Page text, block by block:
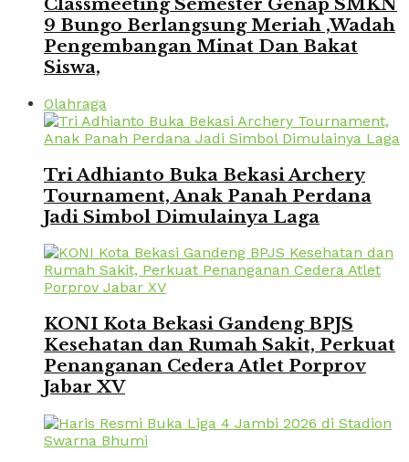
Classmeeting Semester Genap SMKN
9 Bungo Berlangsung Meriah ,Wadah
Pengembangan Minat Dan Bakat
Siswa,
Olahraga
Tri Adhianto Buka Bekasi Archery
Tournament, Anak Panah Perdana
Jadi Simbol Dimulainya Laga
KONI Kota Bekasi Gandeng BPJS
Kesehatan dan Rumah Sakit, Perkuat
Penanganan Cedera Atlet Porprov
Jabar XV